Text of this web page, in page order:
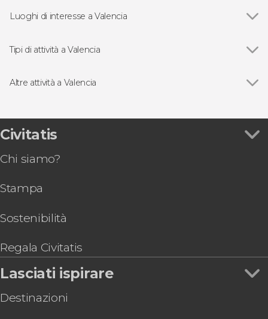
Luoghi di interesse a Valencia
Tipi di attività a Valencia
Free tour a Valencia
Giri in barca a Valencia
Altre attività a Valencia
Escursione all'Albufera
Biglietti per il Bioparc Valencia
Autobus turistico di Valencia
Escursione all'isola di Tabarca
Hard Rock Cafe Valencia con accesso prioritario
Civitatis
Chi siamo?
Stampa
Sostenibilità
Regala Civitatis
Lasciati ispirare
Destinazioni